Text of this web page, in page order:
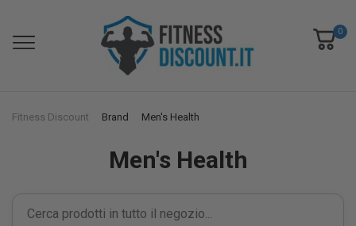
0
Fitness Discount Brand Men's Health
Men's Health